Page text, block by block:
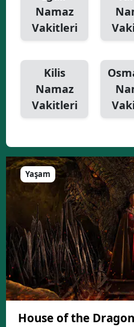
Namaz
Vakitleri
Kilis
Namaz
Vakitleri
Yaşam
House of the